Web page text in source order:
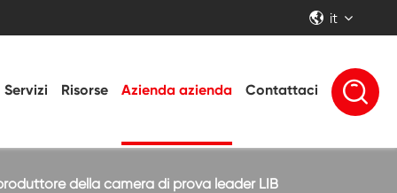
 it
Servizi Risorse Azienda azienda Contattaci 
della camera di prova leader LIB